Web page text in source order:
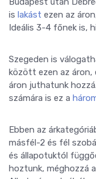
is lakást ezen az
Ideális 3-4 főnek is,
Szegeden is
között ezen az áron,
áron juthatunk
számára is ez a
Ebben az
másfél-2 és fél
és állapotuktól
hoztunk, méghozzá